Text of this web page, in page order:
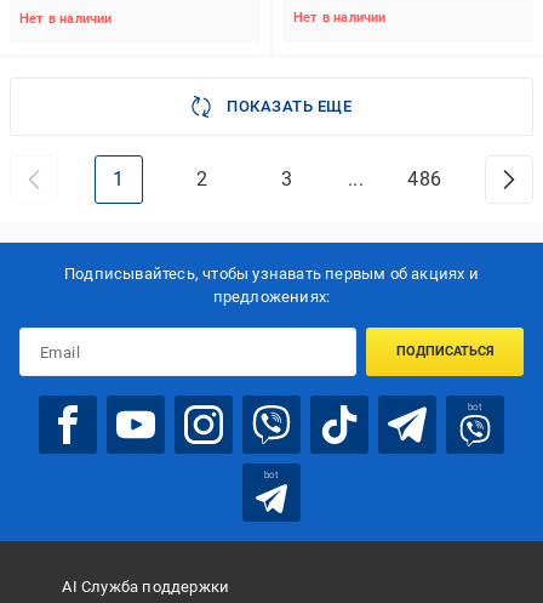
Нет в наличии Нет в наличии
ПОКАЗАТЬ ЕЩЕ
1 2 3 ... 486
Подписывайтесь, чтобы узнавать первым об акцияx и
предложениях:
ПОДПИСАТЬСЯ
bot
bot
AI Служба поддержки